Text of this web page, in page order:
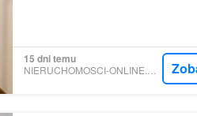
15 dni temu